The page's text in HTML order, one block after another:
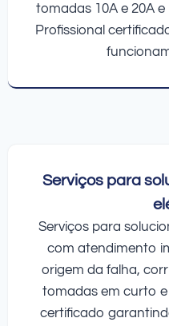
tomadas 10A e 20A
Profissional
Serviços para
Serviços para
com atendimento
origem da falha,
tomadas em curto e
certificado